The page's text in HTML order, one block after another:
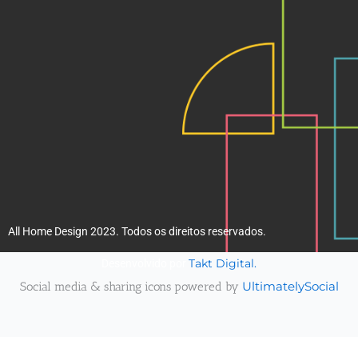
All Home Design 2023. Todos os direitos reservados.
Takt Digital.
Social media & sharing icons powered by UltimatelySocial